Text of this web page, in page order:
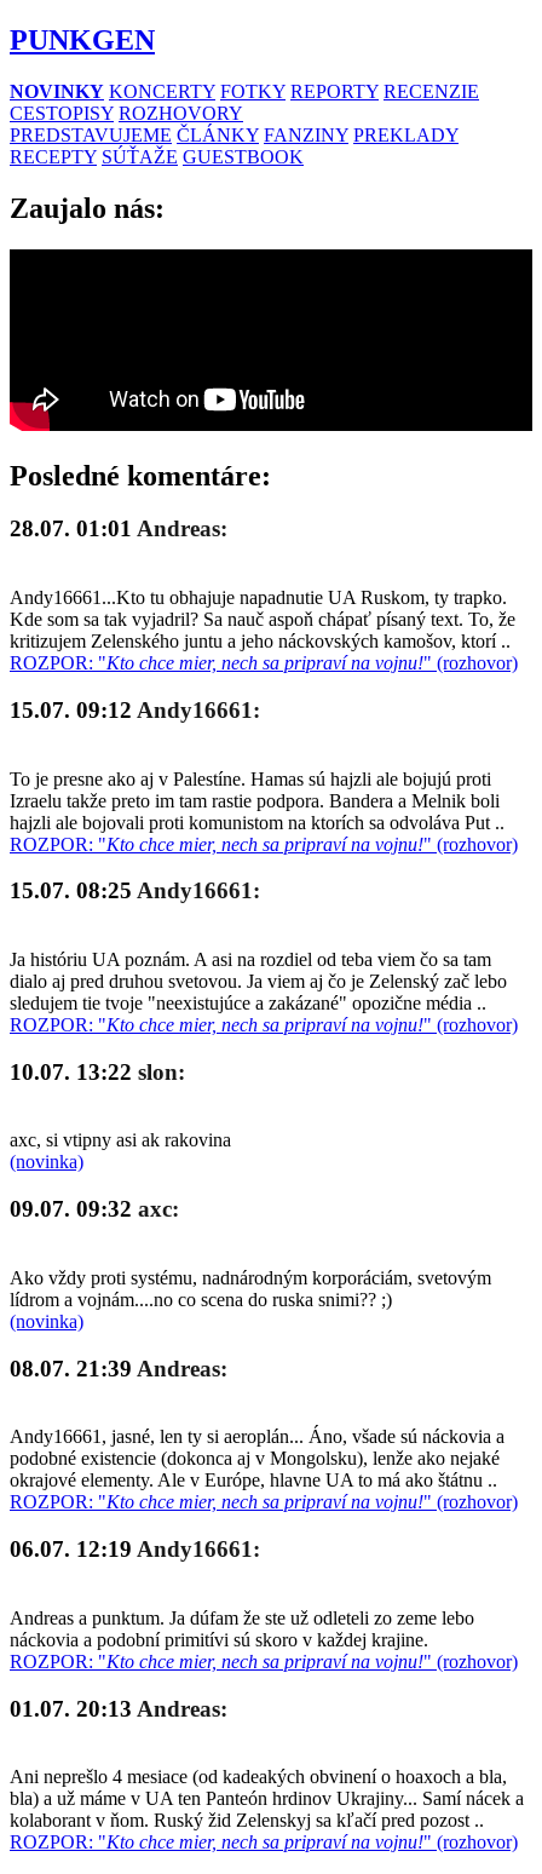
PUNKGEN
NOVINKY KONCERTY FOTKY REPORTY RECENZIE
CESTOPISY ROZHOVORY
PREDSTAVUJEME ČLÁNKY FANZINY PREKLADY
RECEPTY SÚŤAŽE GUESTBOOK
Zaujalo nás:
Posledné komentáre:
28.07. 01:01 Andreas:
Andy16661...Kto tu obhajuje napadnutie UA Ruskom, ty trapko.
Kde som sa tak vyjadril? Sa nauč aspoň chápať písaný text. To, že
kritizujem Zelenského juntu a jeho náckovských kamošov, ktorí ..
ROZPOR: "Kto chce mier, nech sa pripraví na vojnu!" (rozhovor)
15.07. 09:12 Andy16661:
To je presne ako aj v Palestíne. Hamas sú hajzli ale bojujú proti
Izraelu takže preto im tam rastie podpora. Bandera a Melnik boli
hajzli ale bojovali proti komunistom na ktorích sa odvoláva Put ..
ROZPOR: "Kto chce mier, nech sa pripraví na vojnu!" (rozhovor)
15.07. 08:25 Andy16661:
Ja históriu UA poznám. A asi na rozdiel od teba viem čo sa tam
dialo aj pred druhou svetovou. Ja viem aj čo je Zelenský zač lebo
sledujem tie tvoje "neexistujúce a zakázané" opozične média ..
ROZPOR: "Kto chce mier, nech sa pripraví na vojnu!" (rozhovor)
10.07. 13:22 slon:
axc, si vtipny asi ak rakovina
(novinka)
09.07. 09:32 axc:
Ako vždy proti systému, nadnárodným korporáciám, svetovým
lídrom a vojnám....no co scena do ruska snimi?? ;)
(novinka)
08.07. 21:39 Andreas:
Andy16661, jasné, len ty si aeroplán... Áno, všade sú náckovia a
podobné existencie (dokonca aj v Mongolsku), lenže ako nejaké
okrajové elementy. Ale v Európe, hlavne UA to má ako štátnu ..
ROZPOR: "Kto chce mier, nech sa pripraví na vojnu!" (rozhovor)
06.07. 12:19 Andy16661:
Andreas a punktum. Ja dúfam že ste už odleteli zo zeme lebo
náckovia a podobní primitívi sú skoro v každej krajine.
ROZPOR: "Kto chce mier, nech sa pripraví na vojnu!" (rozhovor)
01.07. 20:13 Andreas:
Ani neprešlo 4 mesiace (od kadeakých obvinení o hoaxoch a bla,
bla) a už máme v UA ten Panteón hrdinov Ukrajiny... Samí nácek a
kolaborant v ňom. Ruský žid Zelenskyj sa kľačí pred pozost ..
ROZPOR: "Kto chce mier, nech sa pripraví na vojnu!" (rozhovor)